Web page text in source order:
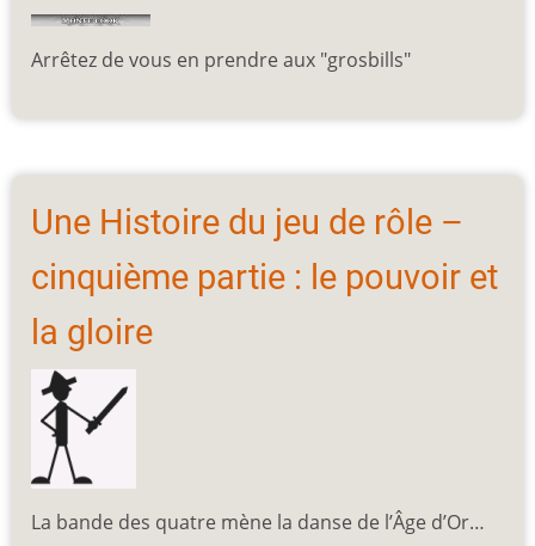
Arrêtez de vous en prendre aux "grosbills"
Une Histoire du jeu de rôle –
cinquième partie : le pouvoir et
la gloire
La bande des quatre mène la danse de l’Âge d’Or…